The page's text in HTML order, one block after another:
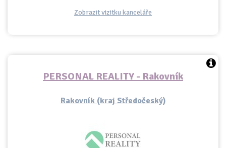
Zobrazit vizitku kanceláře
PERSONAL REALITY - Rakovník
Rakovník (kraj Středočeský)